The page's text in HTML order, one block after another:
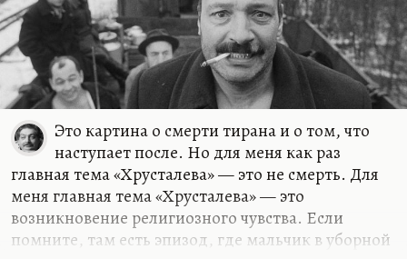
Это картина о смерти тирана и о том, что
наступает после. Но для меня как раз
главная тема «Хрусталева» — это не смерть. Для
меня главная тема «Хрусталева» — это
возникновение религиозного чувства. Если
помните, там есть эпизод, где мальчик в уборной